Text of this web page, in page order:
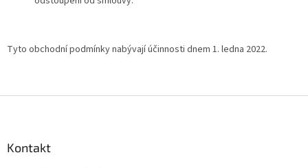
Tyto obchodní podmínky nabývají účinnosti dnem 1. ledna 2022.
Kontakt